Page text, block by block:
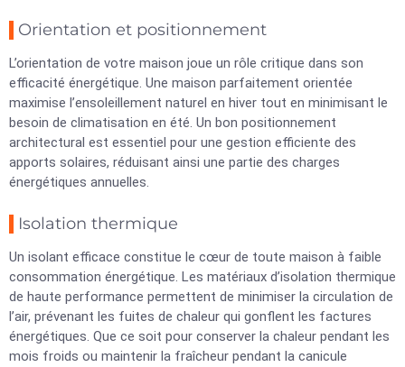
Orientation et positionnement
L’orientation de votre maison joue un rôle critique dans son
efficacité énergétique. Une maison parfaitement orientée
maximise l’ensoleillement naturel en hiver tout en minimisant le
besoin de climatisation en été. Un bon positionnement
architectural est essentiel pour une gestion efficiente des
apports solaires, réduisant ainsi une partie des charges
énergétiques annuelles.
Isolation thermique
Un isolant efficace constitue le cœur de toute maison à faible
consommation énergétique. Les matériaux d’isolation thermique
de haute performance permettent de minimiser la circulation de
l’air, prévenant les fuites de chaleur qui gonflent les factures
énergétiques. Que ce soit pour conserver la chaleur pendant les
mois froids ou maintenir la fraîcheur pendant la canicule